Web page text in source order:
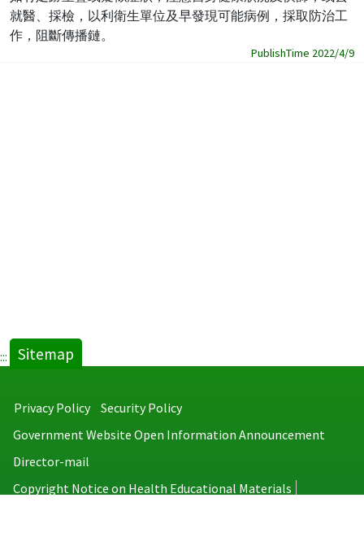
就醫、採檢，以利衛生單位及早發現可能病例，採取防治工
作，阻斷傳播鏈。
PublishTime 2022/4/9
::: Sitemap
Privacy Policy
Security Policy
Government Website Open Information Announcement
Director-mail
Copyright Notice on Health Educational Materials